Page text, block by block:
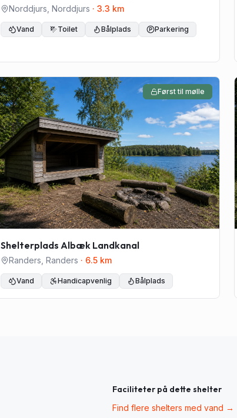
Norddjurs ,Norddjurs ·3.3 km
Vand Toilet Bålplads Parkering
Først til mølle
Shelterplads Albæk Landkanal
Randers ,Randers · 6.5 km
Vand Handicapvenlig Bålplads
Faciliteter på dette shelter
Find flere shelters med vand →